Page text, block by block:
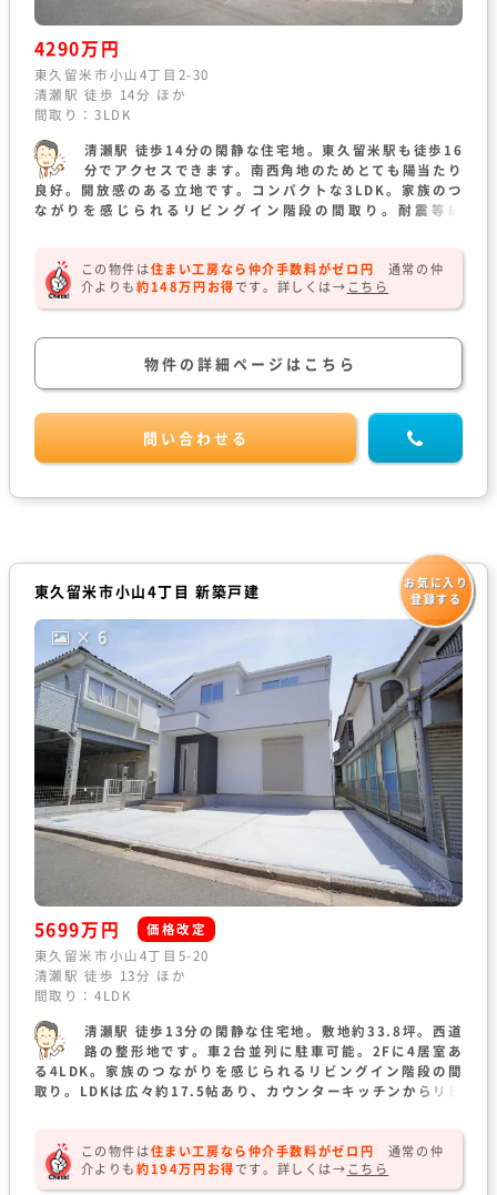
4290万円
東久留米市小山4丁目2-30
清瀬駅 徒歩 14分 ほか
間取り：3LDK
清瀬駅 徒歩14分の閑静な住宅地。東久留米駅も徒歩16
分でアクセスできます。南西角地のためとても陽当たり
良好。開放感のある立地です。コンパクトな3LDK。家族のつ
ながりを感じられるリビングイン階段の間取り。耐震等級
この物件は住まい工房なら仲介手数料がゼロ円
通常の仲
介よりも約148万円お得です。 詳しくは→ こちら
物件の詳細ページはこちら
問い合わせる
東久留米市小山4丁目 新築戸建
お気に入り
登録する
× 6
5699万円
価格改定
東久留米市小山4丁目5-20
清瀬駅 徒歩 13分 ほか
間取り：4LDK
清瀬駅 徒歩13分の閑静な住宅地。敷地約33.8坪。西道
路の整形地です。車2台並列に駐車可能。2Fに4居室あ
る4LDK。家族のつながりを感じられるリビングイン階段の間
取り。LDKは広々約17.5帖あり、カウンターキッチンからリビ
この物件は住まい工房なら仲介手数料がゼロ円
通常の仲
介よりも約194万円お得です。 詳しくは→ こちら